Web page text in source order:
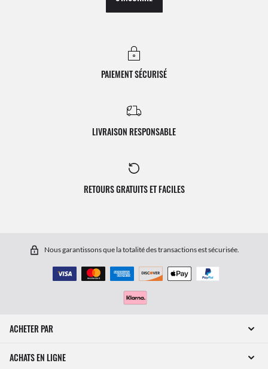
PAIEMENT SÉCURISÉ
LIVRAISON RESPONSABLE
RETOURS GRATUITS ET FACILES
Nous garantissons que la totalité des transactions est sécurisée.
ACHETER PAR
ACHATS EN LIGNE